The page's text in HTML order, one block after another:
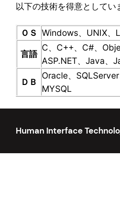
以下の技術を得意としてい
ＯＳ Windows、UNIX、
言語
C、C++、C#、
ASP.NET、Java、
ＤＢ
Oracle、
MYSQL
Human Interface